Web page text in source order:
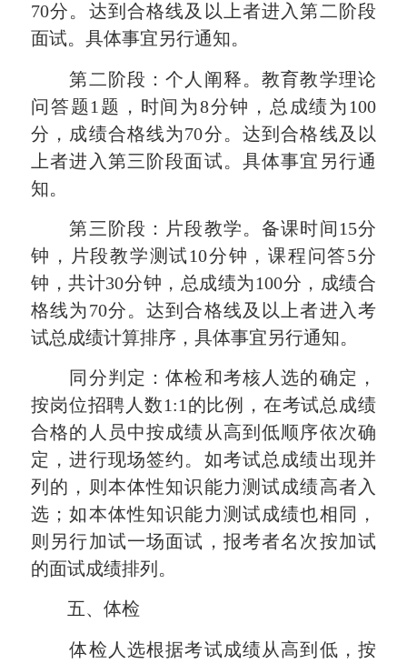
70分。达到合格线及以上者进入第二阶段
面试。具体事宜另行通知。
第二阶段：个人阐释。教育教学理论
问答题1题，时间为8分钟，总成绩为100
分，成绩合格线为70分。达到合格线及以
上者进入第三阶段面试。具体事宜另行通
知。
第三阶段：片段教学。备课时间15分
钟，片段教学测试10分钟，课程问答5分
钟，共计30分钟，总成绩为100分，成绩合
格线为70分。达到合格线及以上者进入考
试总成绩计算排序，具体事宜另行通知。
同分判定：体检和考核人选的确定，
按岗位招聘人数1:1的比例，在考试总成绩
合格的人员中按成绩从高到低顺序依次确
定，进行现场签约。如考试总成绩出现并
列的，则本体性知识能力测试成绩高者入
选；如本体性知识能力测试成绩也相同，
则另行加试一场面试，报考者名次按加试
的面试成绩排列。
五、体检
体检人选根据考试成绩从高到低，按